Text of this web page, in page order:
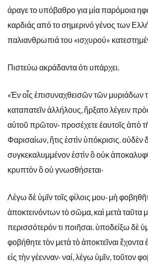
άραγε το υπόβαθρο για μία παρόμοια
καρδιάς από το σημερινό γένος των
παλιανθρωπιά του «ισχυρού»
Πιστεύω ακράδαντα ότι υπάρχει.
«Ἐν οἷς ἐπισυναχθεισῶν τῶν μυριάδων
καταπατεῖν ἀλλήλους, ἤρξατο λέγειν
αὐτοῦ πρῶτον· προσέχετε ἑαυτοῖς ἀπὸ
Φαρισαίων, ἥτις ἐστὶν ὑπόκρισις. οὐδὲν
συγκεκαλυμμένον ἐστὶν ὃ οὐκ
κρυπτὸν ὃ οὐ γνωσθήσεται·
Λέγω δὲ ὑμῖν τοῖς φίλοις μου· μὴ
ἀποκτεινόντων τὸ σῶμα, καὶ μετὰ ταῦτα
περισσότερόν τι ποιῆσαι. ὑποδείξω δὲ
φοβήθητε τὸν μετὰ τὸ ἀποκτεῖναι ἔχοντα
εἰς τὴν γέενναν· ναί, λέγω ὑμῖν, τοῦτον